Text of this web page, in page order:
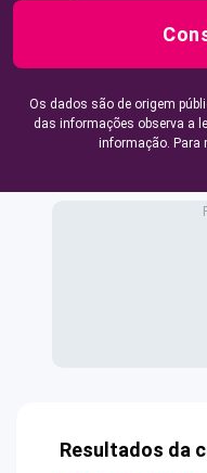
Os dados são de origem
das informações observa a
informação. Para
Resultados da